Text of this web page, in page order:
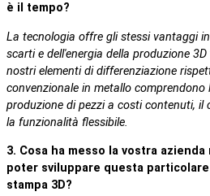
è il tempo?
La tecnologia offre gli stessi vantaggi
scarti e dell'energia della produzione
nostri elementi di differenziazione
convenzionale in metallo comprendono
produzione di pezzi a costi contenuti, il
la funzionalità flessibile.
3. Cosa ha messo la vostra
poter sviluppare questa
stampa 3D?